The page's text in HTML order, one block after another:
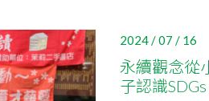
2024 / 07 / 16
永續觀念從
子認識SDGs